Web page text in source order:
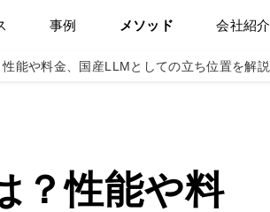
事例 メソッド 会社紹介
能や料金、国産LLMとしての立ち位置を解説
？性能や料